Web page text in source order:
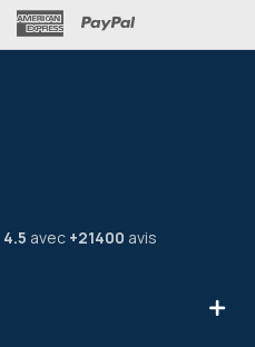
4.5 avec +21400 avis